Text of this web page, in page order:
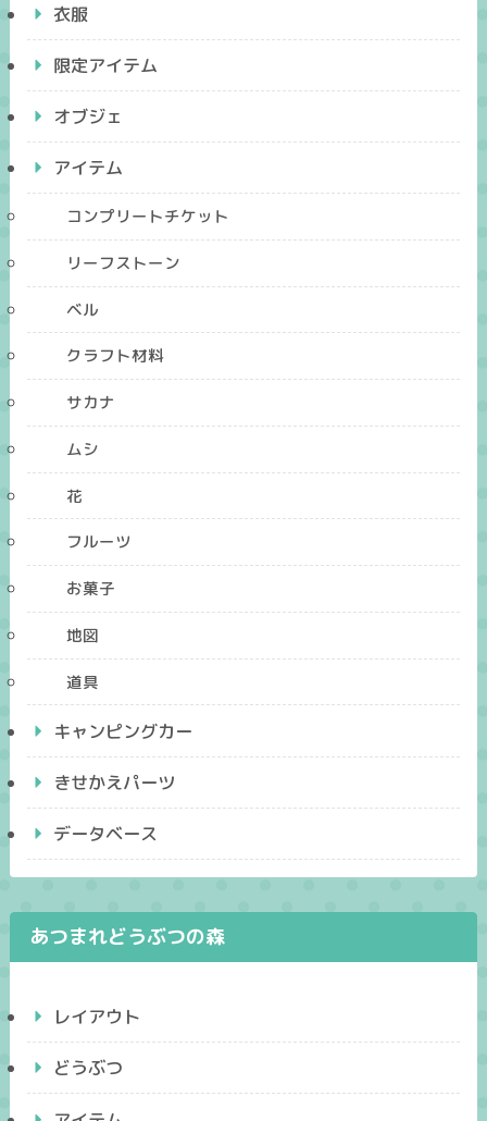
衣服
限定アイテム
オブジェ
アイテム
コンプリートチケット
リーフストーン
ベル
クラフト材料
サカナ
ムシ
花
フルーツ
お菓子
地図
道具
キャンピングカー
きせかえパーツ
データベース
あつまれどうぶつの森
レイアウト
どうぶつ